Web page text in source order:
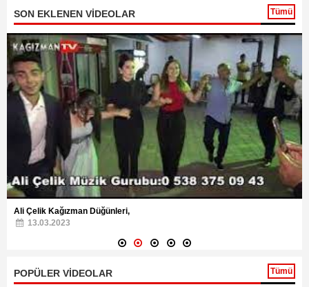
SON EKLENEN VİDEOLAR Tümü
Ali Çelik Kağızman Düğünleri,
13.03.2023
POPÜLER VİDEOLAR Tümü